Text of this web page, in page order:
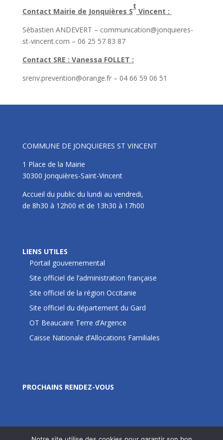
Contact Mairie de Jonquières S
t
Vincent :
Sébastien ANDEVERT – communication@jonquieres-
st-vincent.com – 06 25 57 83 87
Contact SRE : Vanessa FOLLET :
srenv.prevention@orange.fr – 04 66 59 06 51
COMMUNE DE JONQUIERES ST VINCENT
1 Place de la Mairie
30300 Jonquières-Saint-Vincent
Accueil du public du lundi au vendredi,
de 8h30 à 12h00 et de 13h30 à 17h00
LIENS UTILES
Portail gouvernemental
Site officiel de l’administration française
Site officiel de la région Occitanie
Site officiel du département du Gard
OT Beaucaire Terre d’Argence
Caisse Nationale d’Allocations Familiales
PROCHAINS RENDEZ-VOUS